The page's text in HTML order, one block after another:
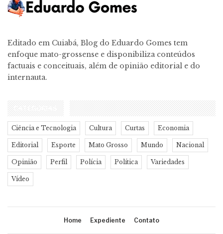
Editado em Cuiabá, Blog do Eduardo Gomes tem
enfoque mato-grossense e disponibiliza conteúdos
factuais e conceituais, além de opinião editorial e do
internauta.
CATEGORIAS
Ciência e Tecnologia Cultura Curtas Economia
Editorial Esporte Mato Grosso Mundo Nacional
Opinião Perfil Polícia Política Variedades
Vídeo
Home Expediente Contato